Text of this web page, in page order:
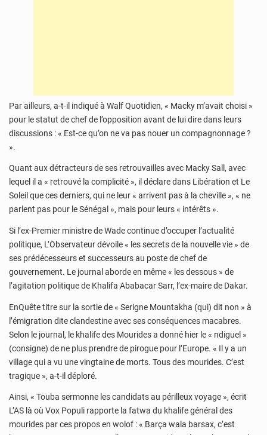
Par ailleurs, a-t-il indiqué à Walf Quotidien, « Macky m’avait choisi »
pour le statut de chef de l’opposition avant de lui dire dans leurs
discussions : « Est-ce qu’on ne va pas nouer un compagnonnage ?
».
Quant aux détracteurs de ses retrouvailles avec Macky Sall, avec
lequel il a « retrouvé la complicité », il déclare dans Libération et Le
Soleil que ces derniers, qui ne leur « arrivent pas à la cheville », « ne
parlent pas pour le Sénégal », mais pour leurs « intérêts ».
Si l’ex-Premier ministre de Wade continue d’occuper l’actualité
politique, L’Observateur dévoile « les secrets de la nouvelle vie » de
ses prédécesseurs et successeurs au poste de chef de
gouvernement. Le journal aborde en même « les dessous » de
l’agitation politique de Khalifa Ababacar Sarr, l’ex-maire de Dakar.
EnQuête titre sur la sortie de « Serigne Mountakha (qui) dit non » à
l’émigration dite clandestine avec ses conséquences macabres.
Selon le journal, le khalife des Mourides a donné hier le « ndiguel »
(consigne) de ne plus prendre de pirogue pour l’Europe. « Il y a un
village qui a vu une vingtaine de morts. Tous des mourides. C’est
tragique », a-t-il déploré.
Ainsi, « Touba sermonne les candidats au périlleux voyage », écrit
L’AS là où Vox Populi rapporte la fatwa du khalife général des
mourides par ces propos en wolof : « Barça wala barsax, c’est